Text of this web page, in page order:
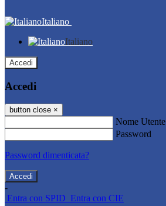
Italiano
Italiano
Accedi
Accedi
button close ×
Nome Utente
Password
Password dimenticata?
-
Entra con SPID Entra con CIE